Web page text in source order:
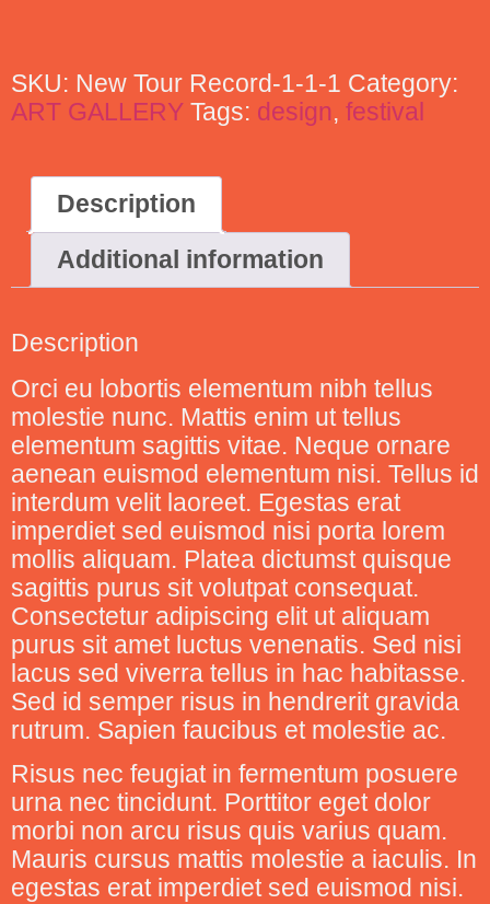
SKU: New Tour Record-1-1-1 Category:
ART GALLERY Tags: design, festival
Description
Additional information
Description
Orci eu lobortis elementum nibh tellus
molestie nunc. Mattis enim ut tellus
elementum sagittis vitae. Neque ornare
aenean euismod elementum nisi. Tellus id
interdum velit laoreet. Egestas erat
imperdiet sed euismod nisi porta lorem
mollis aliquam. Platea dictumst quisque
sagittis purus sit volutpat consequat.
Consectetur adipiscing elit ut aliquam
purus sit amet luctus venenatis. Sed nisi
lacus sed viverra tellus in hac habitasse.
Sed id semper risus in hendrerit gravida
rutrum. Sapien faucibus et molestie ac.
Risus nec feugiat in fermentum posuere
urna nec tincidunt. Porttitor eget dolor
morbi non arcu risus quis varius quam.
Mauris cursus mattis molestie a iaculis. In
egestas erat imperdiet sed euismod nisi.